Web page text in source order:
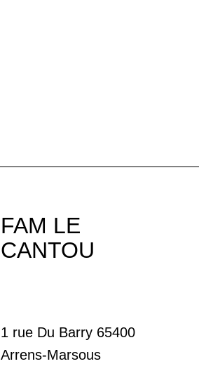
FAM LE
CANTOU
1 rue Du Barry 65400
Arrens-Marsous